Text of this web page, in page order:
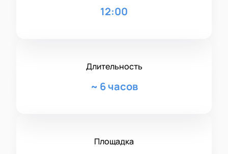
12:00
Длительность
~ 6 часов
Площадка